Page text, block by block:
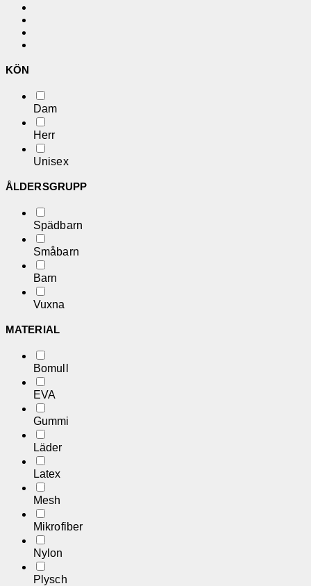
KÖN
Dam
Herr
Unisex
ÅLDERSGRUPP
Spädbarn
Småbarn
Barn
Vuxna
MATERIAL
Bomull
EVA
Gummi
Läder
Latex
Mesh
Mikrofiber
Nylon
Plysch